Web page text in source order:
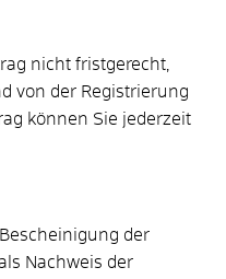
nicht fristgerecht,
von der Registrierung
können Sie jederzeit
der
Nachweis der